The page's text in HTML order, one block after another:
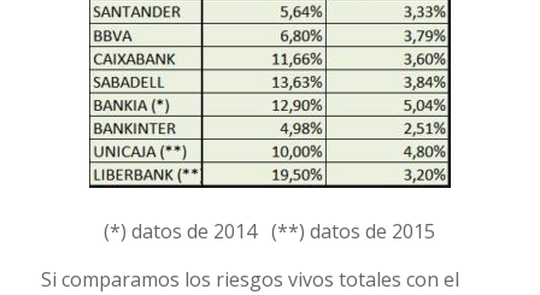
(*) datos de 2014 (**) datos de 2015
Si comparamos los riesgos vivos totales con el